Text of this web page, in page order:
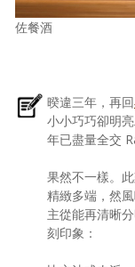
佐餐酒
暌違三年，再回
小小巧巧卻明
年已盡量全交
果然不一樣。
精緻多端，然
主從能再清晰
刻印象：